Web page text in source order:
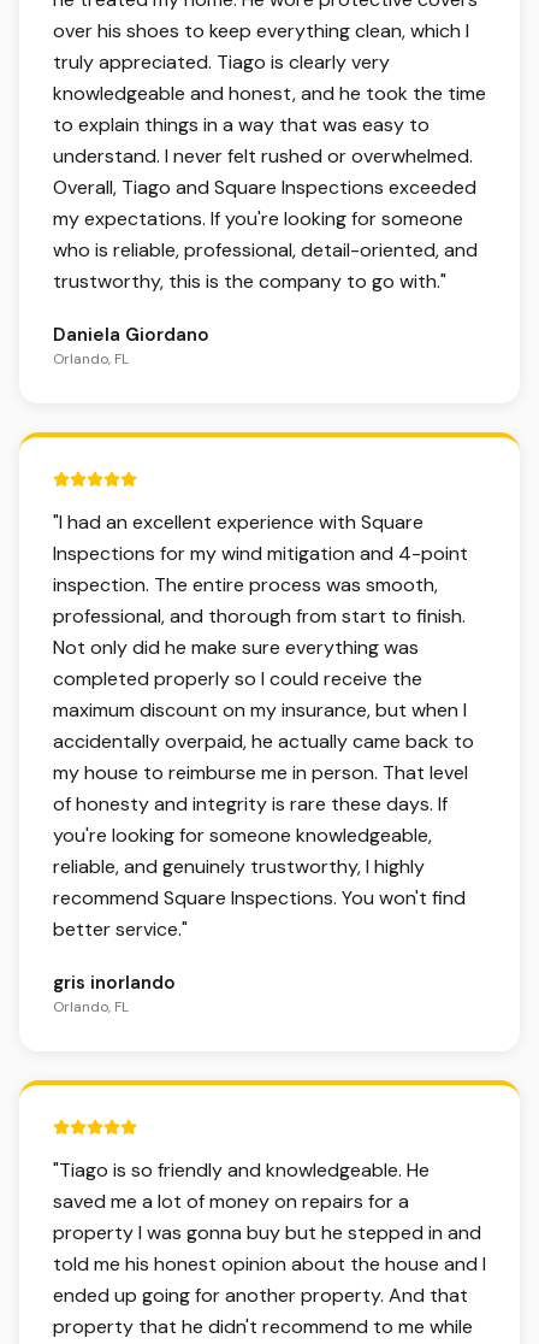
over his shoes to keep everything clean, which I
truly appreciated. Tiago is clearly very
knowledgeable and honest, and he took the time
to explain things in a way that was easy to
understand. I never felt rushed or overwhelmed.
Overall, Tiago and Square Inspections exceeded
my expectations. If you're looking for someone
who is reliable, professional, detail-oriented, and
trustworthy, this is the company to go with."
Daniela Giordano
Orlando, FL
5 out of 5 stars.
"I had an excellent experience with Square
Inspections for my wind mitigation and 4-point
inspection. The entire process was smooth,
professional, and thorough from start to finish.
Not only did he make sure everything was
completed properly so I could receive the
maximum discount on my insurance, but when I
accidentally overpaid, he actually came back to
my house to reimburse me in person. That level
of honesty and integrity is rare these days. If
you're looking for someone knowledgeable,
reliable, and genuinely trustworthy, I highly
recommend Square Inspections. You won't find
better service."
gris inorlando
Orlando, FL
5 out of 5 stars.
"Tiago is so friendly and knowledgeable. He
saved me a lot of money on repairs for a
property I was gonna buy but he stepped in and
told me his honest opinion about the house and I
ended up going for another property. And that
property that he didn't recommend to me while